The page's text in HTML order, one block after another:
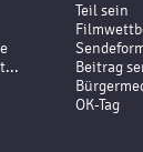
Teil sein
Beitrag
OK-Tag